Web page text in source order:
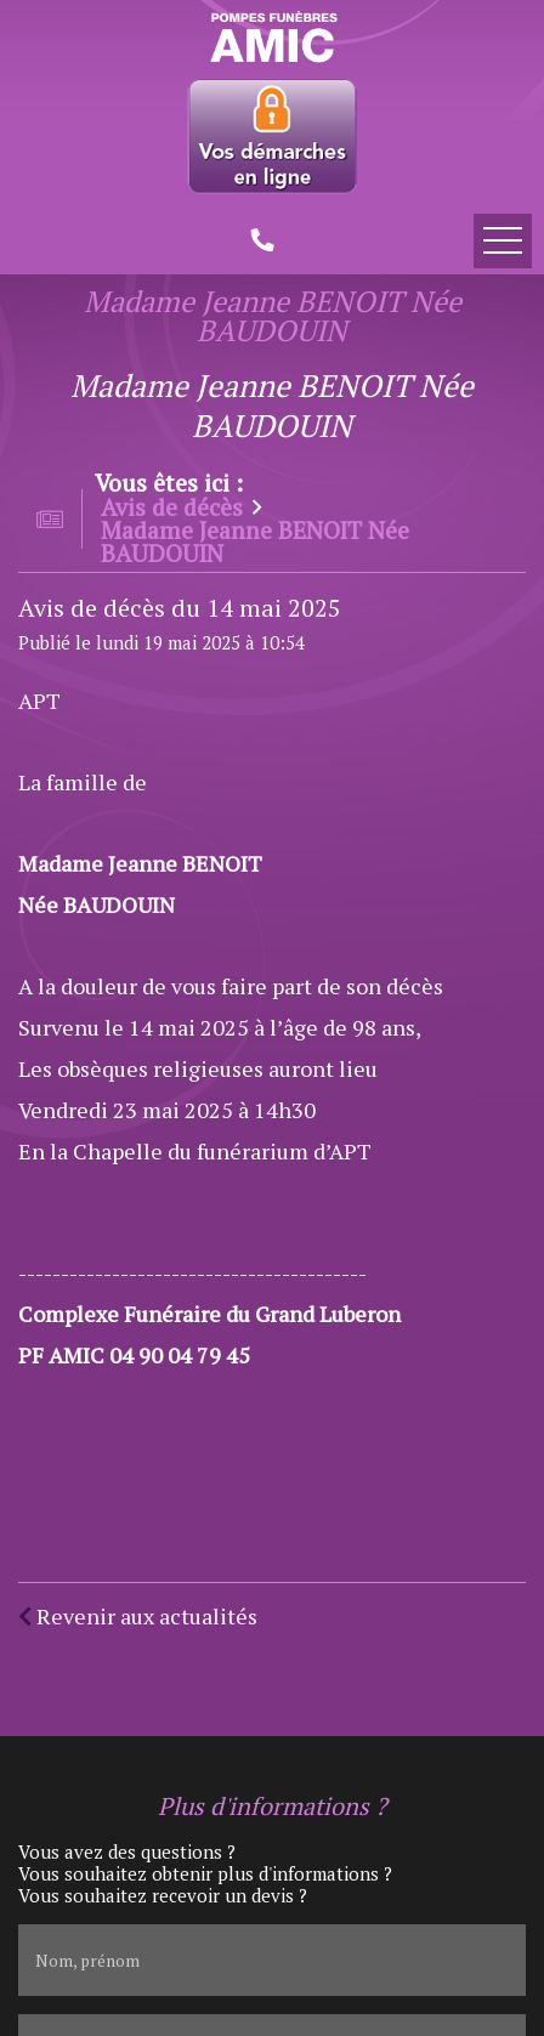
Madame Jeanne BENOIT Née
BAUDOUIN
Madame Jeanne BENOIT Née
BAUDOUIN
Vous êtes ici :
Avis de décès
Madame Jeanne BENOIT Née
BAUDOUIN
Avis de décès du 14 mai 2025
Publié le lundi 19 mai 2025 à 10:54
APT
La famille de
Madame Jeanne BENOIT
Née BAUDOUIN
A la douleur de vous faire part de son décès
Survenu le 14 mai 2025 à l’âge de 98 ans,
Les obsèques religieuses auront lieu
Vendredi 23 mai 2025 à 14h30
En la Chapelle du funérarium d’APT
-----------------------------------------
Complexe Funéraire du Grand Luberon
PF AMIC 04 90 04 79 45
Revenir aux actualités
Plus d'informations ?
Vous avez des questions ?
Vous souhaitez obtenir plus d'informations ?
Vous souhaitez recevoir un devis ?
Nom, prénom